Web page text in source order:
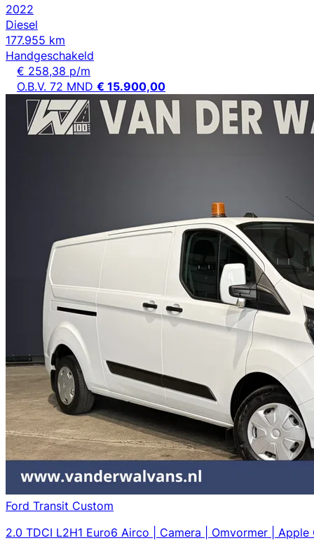
2022
Diesel
177.955 km
Handgeschakeld
€ 258,38 p/m
O.B.V. 72 MND € 15.900,00
Ford Transit Custom
2.0 TDCI L2H1 Euro6 Airco | Camera | Omvormer |